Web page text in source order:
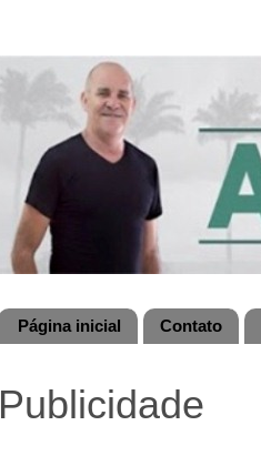
Página inicial Contato
Publicidade